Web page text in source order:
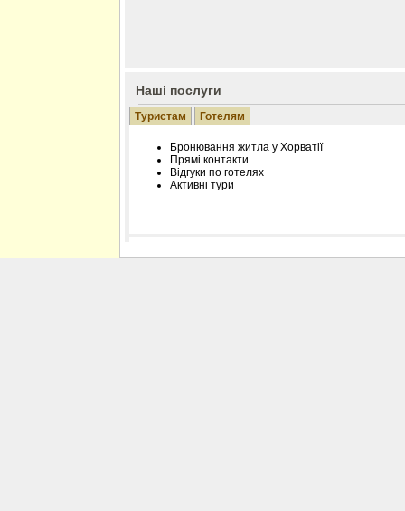
Наші послуги
Туристам Готелям
Бронювання житла у Хорватії
Прямі контакти
Відгуки по готелях
Активні тури
Розміщення інформації про готель на